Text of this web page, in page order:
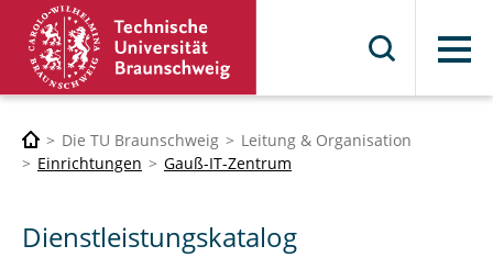
Menü
Die TU Braunschweig
Leitung & Organisation
Einrichtungen
Gauß-IT-Zentrum
Dienstleistungskatalog